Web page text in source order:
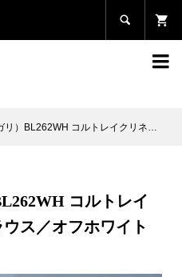


コルトレイクリネン・フリルブラウス／オフホワイト
コルトレイ
ス／オフホワイト